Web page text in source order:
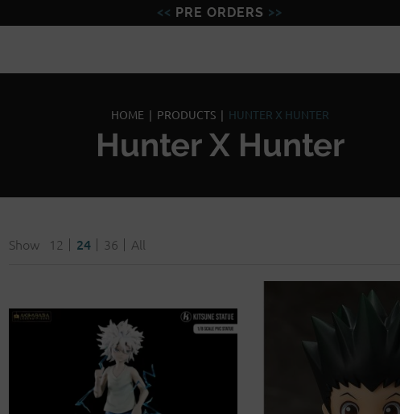
PRE ORDERS
Figures Miniatures
HOME PRODUCTS| HUNTER X HUNTER
Hunter X Hunter
Show 12 24 36 All